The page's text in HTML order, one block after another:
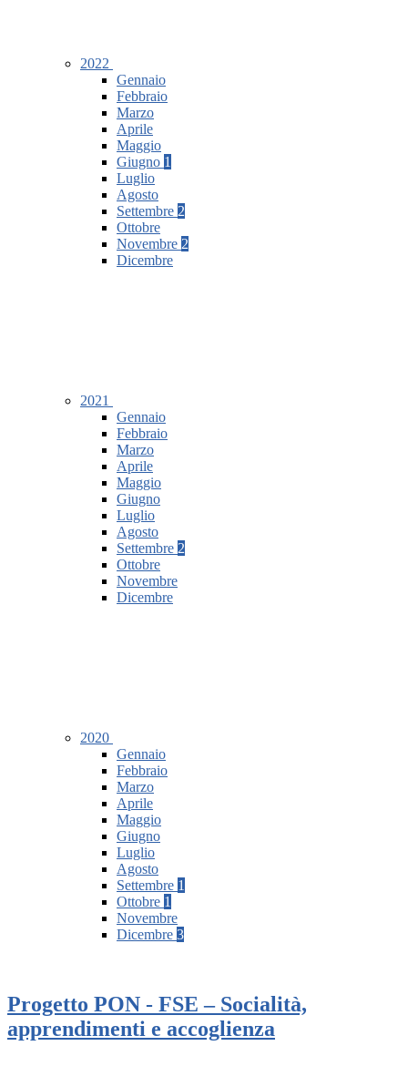
2022
Gennaio
Febbraio
Marzo
Aprile
Maggio
Giugno 1
Luglio
Agosto
Settembre 2
Ottobre
Novembre 2
Dicembre
2021
Gennaio
Febbraio
Marzo
Aprile
Maggio
Giugno
Luglio
Agosto
Settembre 2
Ottobre
Novembre
Dicembre
2020
Gennaio
Febbraio
Marzo
Aprile
Maggio
Giugno
Luglio
Agosto
Settembre 1
Ottobre 1
Novembre
Dicembre 3
Progetto PON - FSE – Socialità,
apprendimenti e accoglienza